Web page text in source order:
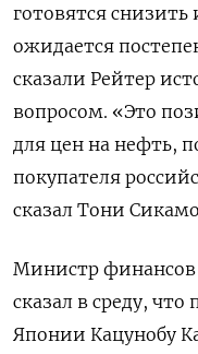
готовятся
ожидается
сказали Рейтер
вопросом. «Это
для цен на нефть,
покупателя
сказал Тони
Министр финансов
сказал в среду,
Японии Кацунобу